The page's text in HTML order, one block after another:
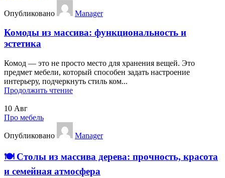
Опубликовано Manager
Комоды из массива: функциональность и
эстетика
Комод — это не просто место для хранения вещей. Это
предмет мебели, который способен задать настроение
интерьеру, подчеркнуть стиль ком...
Продолжить чтение
10 Авг
Про мебель
Опубликовано Manager
🍽️ Столы из массива дерева: прочность, красота
и семейная атмосфера